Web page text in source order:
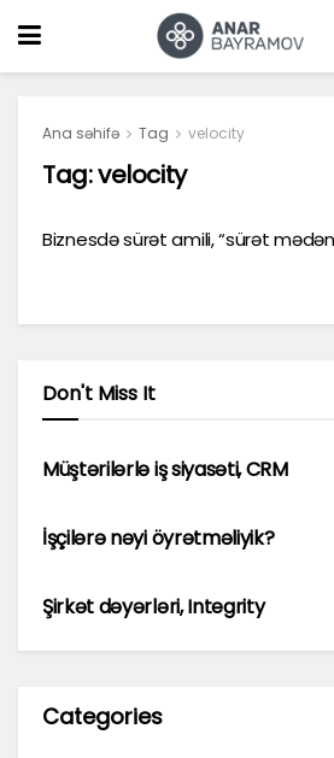
Ana səhifə Tag velocity
Tag:velocity
Biznesdə sürət amili, “sürət
Don't Miss It
MARKETINQ
Müştərilərlə iş siyasəti, CRM
İşçilərə nəyi öyrətməliyik?
Şirkət dəyərləri, Integrity
Categories